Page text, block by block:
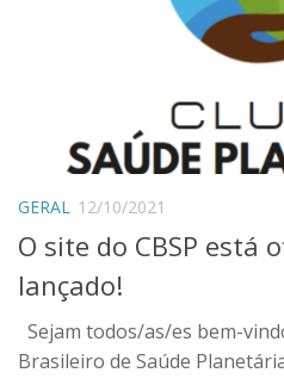
Membros do CBSP
Saúde Planetária
Acervo
IGTVs
Lives
Podcasts
GERAL 12/10/2021
O site do CBSP está
lançado!
Sejam todos/as/es bem-
Brasileiro de Saúde